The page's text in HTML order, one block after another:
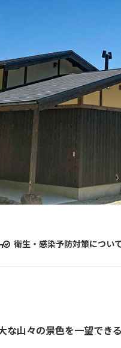
衛生・感染予防対策につい
な山々の景色を一望で